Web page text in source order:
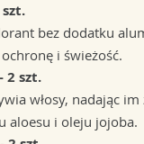
bez dodatku
i świeżość.
2 szt.
włosy, nadając
aloesu i oleju jojoba.